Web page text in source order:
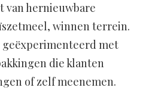
van hernieuwbare
winnen terrein.
met
die klanten
of zelf meenemen.